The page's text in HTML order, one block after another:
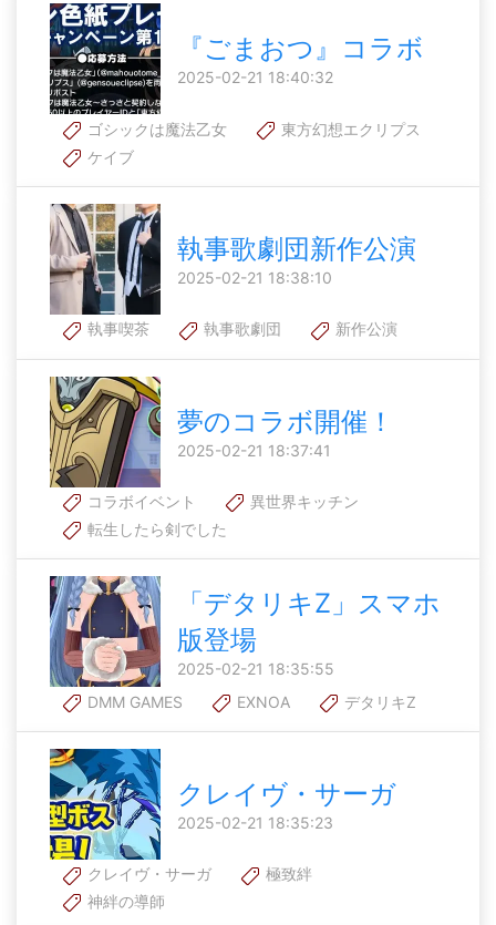
『ごまおつ』コラボ
2025-02-21 18:40:32
ゴシックは魔法乙女
東方幻想エクリプス
ケイブ
執事歌劇団新作公演
2025-02-21 18:38:10
執事喫茶 執事歌劇団 新作公演
夢のコラボ開催！
2025-02-21 18:37:41
コラボイベント
異世界キッチン
転生したら剣でした
「デタリキZ」スマホ
版登場
2025-02-21 18:35:55
DMM GAMES
EXNOA デタリキZ
クレイヴ・サーガ
2025-02-21 18:35:23
クレイヴ・サーガ
極致絆
神絆の導師